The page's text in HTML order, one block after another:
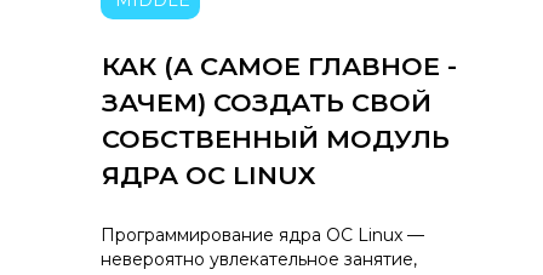
Программирование ядра ОС Linux —
невероятно увлекательное занятие,
КАК (А САМОЕ ГЛАВНОЕ -
ЗАЧЕМ) СОЗДАТЬ СВОЙ
СОБСТВЕННЫЙ МОДУЛЬ
ЯДРА ОС LINUX